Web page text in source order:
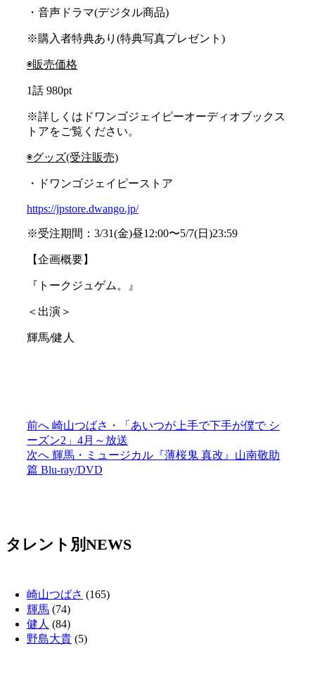
・音声ドラマ(デジタル商品)
※購入者特典あり(特典写真プレゼント)
◉販売価格
1話 980pt
※詳しくはドワンゴジェイピーオーディオブックス
トアをご覧ください。
◉グッズ(受注販売)
・ドワンゴジェイピーストア
https://jpstore.dwango.jp/
※受注期間：3/31(金)昼12:00〜5/7(日)23:59
【企画概要】
『トークジュゲム。』
＜出演＞
輝馬/健人
投
稿
ナ
ー
ョ
ン
前へ 過
去
の
投
崎山つばさ・「あいつが上手で下手が僕で シ
ーズン2」4月～放送
次へ 次
の
輝馬・ミュージカル『薄桜鬼 真改』山南敬助
篇 Blu-ray/DVD
タレント別NEWS
崎山つばさ (165)
輝馬 (74)
健人 (84)
野島大貴 (5)